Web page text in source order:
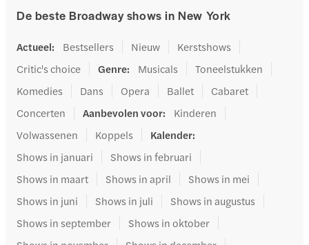
De beste Broadway shows in New York
Actueel: Bestsellers Nieuw
Kerstshows
Critic's choice
Genre: Musicals
Toneelstukken
Komedies
Dans Opera Ballet
Cabaret
Concerten
Aanbevolen voor:
Kinderen
Volwassenen
Koppels Kalender:
Shows in januari
Shows in februari
Shows in maart
Shows in april
Shows in mei
Shows in juni
Shows in juli
Shows in augustus
Shows in september
Shows in oktober